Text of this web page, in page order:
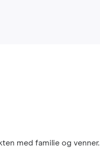
med familie og venner.